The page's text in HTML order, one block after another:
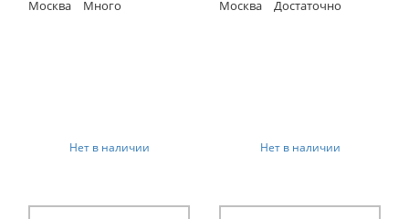
Москва Много
Нет в наличии
Москва Достаточно
Нет в наличии